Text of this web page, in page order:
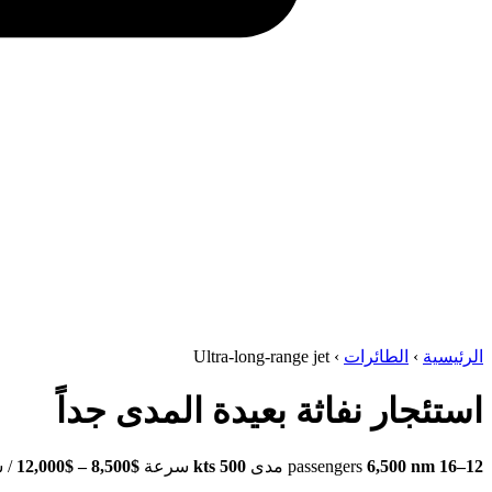
الرئيسية › الطائرات ›
Ultra-long-range jet
استئجار نفاثة بعيدة المدى جداً
12–16
6,500 nm مدى 500 kts سرعة $8,500 – $12,000
/